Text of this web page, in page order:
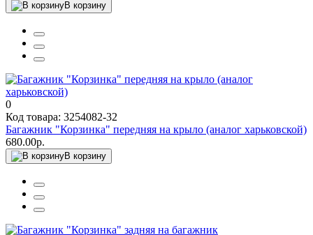
В корзину
0
Код товара: 3254082-32
Багажник "Корзинка" передняя на крыло (аналог харьковской)
680.00р.
В корзину